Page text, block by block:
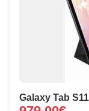
Galaxy Tab